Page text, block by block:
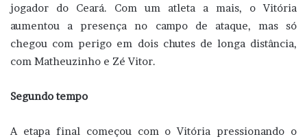
jogador do Ceará. Com um atleta a mais, o Vitória
aumentou a presença no campo de ataque, mas só
chegou com perigo em dois chutes de longa distância,
com Matheuzinho e Zé Vitor.
Segundo tempo
A etapa final começou com o Vitória pressionando o